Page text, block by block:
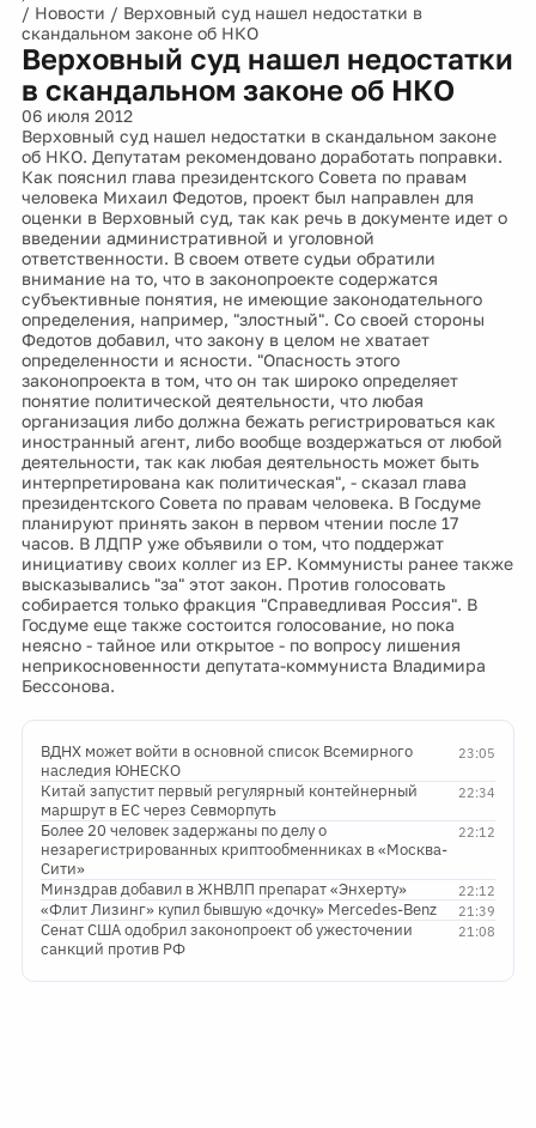
/ Новости / Верховный суд нашел недостатки в
скандальном законе об НКО
Верховный суд нашел недостатки
в скандальном законе об НКО
06 июля 2012
Верховный суд нашел недостатки в скандальном законе
об НКО. Депутатам рекомендовано доработать поправки.
Как пояснил глава президентского Совета по правам
человека Михаил Федотов, проект был направлен для
оценки в Верховный суд, так как речь в документе идет о
введении административной и уголовной
ответственности. В своем ответе судьи обратили
внимание на то, что в законопроекте содержатся
субъективные понятия, не имеющие законодательного
определения, например, "злостный". Со своей стороны
Федотов добавил, что закону в целом не хватает
определенности и ясности. "Опасность этого
законопроекта в том, что он так широко определяет
понятие политической деятельности, что любая
организация либо должна бежать регистрироваться как
иностранный агент, либо вообще воздержаться от любой
деятельности, так как любая деятельность может быть
интерпретирована как политическая", - сказал глава
президентского Совета по правам человека. В Госдуме
планируют принять закон в первом чтении после 17
часов. В ЛДПР уже объявили о том, что поддержат
инициативу своих коллег из ЕР. Коммунисты ранее также
высказывались "за" этот закон. Против голосовать
собирается только фракция "Справедливая Россия". В
Госдуме еще также состоится голосование, но пока
неясно - тайное или открытое - по вопросу лишения
неприкосновенности депутата-коммуниста Владимира
Бессонова.
23:05
ВДНХ может войти в основной список Всемирного
наследия ЮНЕСКО
22:34
Китай запустит первый регулярный контейнерный
маршрут в ЕС через Севморпуть
22:12
Более 20 человек задержаны по делу о
незарегистрированных криптообменниках в «Москва-
Сити»
22:12
Минздрав добавил в ЖНВЛП препарат «Энхерту»
21:39
«Флит Лизинг» купил бывшую «дочку» Mercedes-Benz
21:08
Сенат США одобрил законопроект об ужесточении
санкций против РФ